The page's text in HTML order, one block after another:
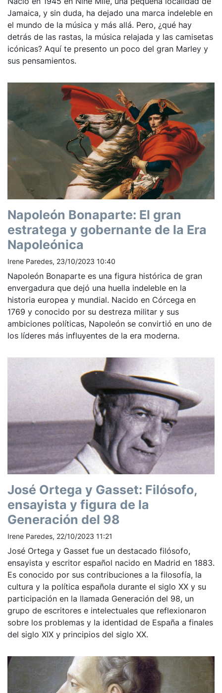
Jamaica, y sin duda, ha dejado una marca indeleble en
el mundo de la música y más allá. Pero, ¿qué hay
detrás de las rastas, la música relajada y las camisetas
icónicas? Aquí te presento un poco del gran Marley y
sus pensamientos.
Napoleón Bonaparte: El gran
estratega y gobernante de la Era
Napoleónica
Irene Paredes, 23/10/2023 10:40
Napoleón Bonaparte es una figura histórica de gran
envergadura que dejó una huella indeleble en la
historia europea y mundial. Nacido en Córcega en
1769 y conocido por su destreza militar y sus
ambiciones políticas, Napoleón se convirtió en uno de
los líderes más influyentes de la era moderna.
José Ortega y Gasset: Filósofo,
ensayista y figura de la
Generación del 98
Irene Paredes, 22/10/2023 11:21
José Ortega y Gasset fue un destacado filósofo,
ensayista y escritor español nacido en Madrid en 1883.
Es conocido por sus contribuciones a la filosofía, la
cultura y la política española durante el siglo XX y su
participación en la llamada Generación del 98, un
grupo de escritores e intelectuales que reflexionaron
sobre los problemas y la identidad de España a finales
del siglo XIX y principios del siglo XX.